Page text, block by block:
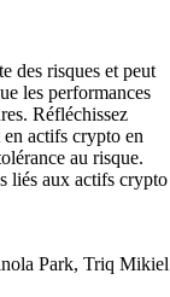
des risques et peut
les performances
Réfléchissez
en actifs crypto en
au risque.
liés aux actifs crypto
Park, Triq Mikiel